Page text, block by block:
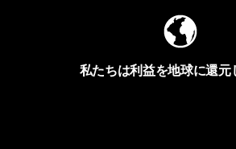
私たちは利益を地球に還元